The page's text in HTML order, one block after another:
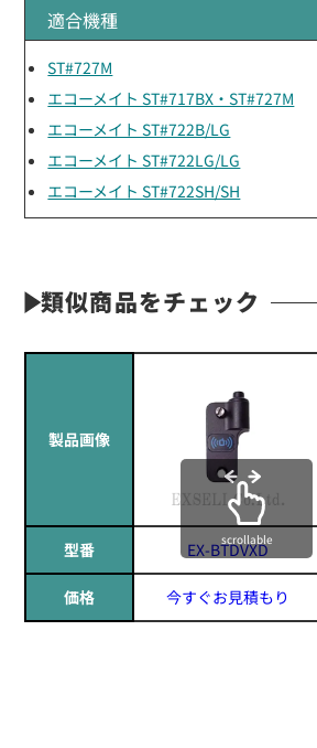
適合機種
ST#727M
エコーメイト ST#717BX・ST#727M
エコーメイト ST#722B/LG
エコーメイト ST#722LG/LG
エコーメイト ST#722SH/SH
類似商品をチェック
製品画像
型番 EX-BTDVXD
価格 今すぐお見積もり
scrollable